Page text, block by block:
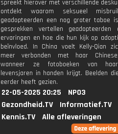
spreekt hierover met verschillende
ontdekt waarom seksueel
geadopteerden een nog groter taboe
gesprekken vertellen geadopteerden
ervaringen en hoe die hun kijk op
beïnvloed. In China voelt Kelly-Qian
meer verbonden met haar
wanneer ze fotoboeken van
levensjaren in handen krijgt. Beelden
eerder heeft gezien.
22-05-2025 20:25
NPO3
Gezondheid.TV
Informatief.TV
Kennis.TV
Alle afleveringen